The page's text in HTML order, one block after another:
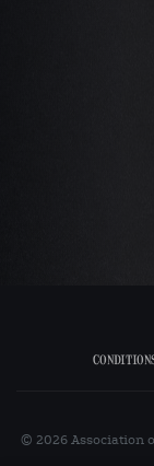
© 2026 Association